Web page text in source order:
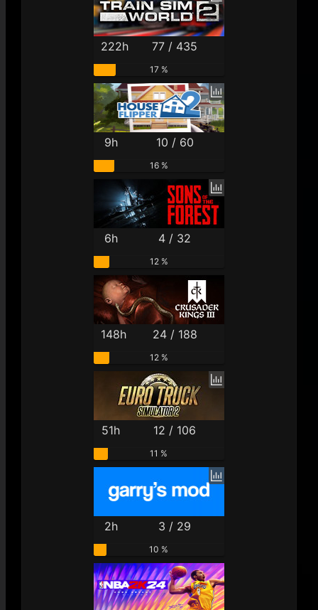
222h 77 / 435
17 %
9h 10 / 60
16 %
6h 4 / 32
12 %
148h 24 / 188
12 %
51h 12 / 106
11 %
2h 3 / 29
10 %